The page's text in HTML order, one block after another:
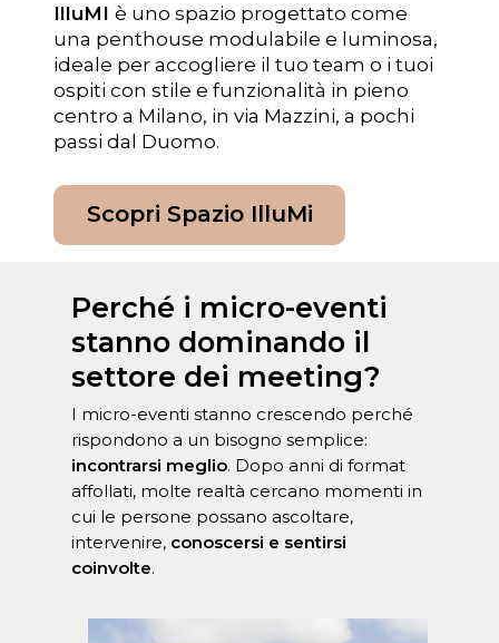
IlluMIè uno spazio progettato come
una penthouse modulabile e luminosa,
ideale per accogliere il tuo team o i tuoi
ospiti con stile e funzionalità in pieno
centro a Milano, in via Mazzini, a pochi
passi dal Duomo.
Scopri Spazio IlluMi
Perché i micro-eventi
stanno dominando il
settore dei meeting?
I micro-eventi stanno crescendo perché
rispondono a un bisogno semplice:
incontrarsi meglio. Dopo anni di format
affollati, molte realtà cercano momenti in
cui le persone possano ascoltare,
intervenire, conoscersi e sentirsi
coinvolte.